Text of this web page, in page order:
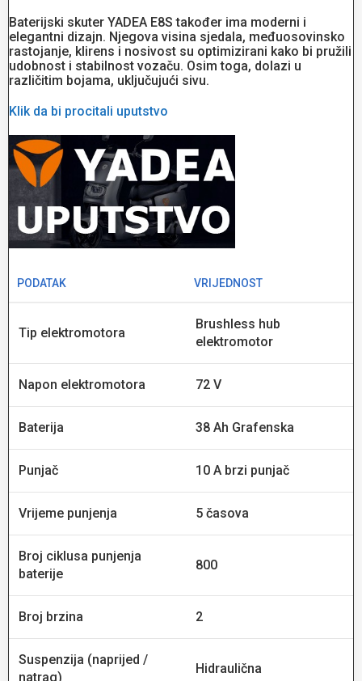
Baterijski skuter YADEA E8S također ima moderni i
elegantni dizajn. Njegova visina sjedala, međuosovinsko
rastojanje, klirens i nosivost su optimizirani kako bi pružili
udobnost i stabilnost vozaču. Osim toga, dolazi u
različitim bojama, uključujući sivu.
Klik da bi procitali uputstvo
PODATAK VRIJEDNOST
Tip elektromotora
Brushless hub
elektromotor
Napon elektromotora 72 V
Baterija 38 Ah Grafenska
Punjač 10 A brzi punjač
Vrijeme punjenja 5 časova
Broj ciklusa punjenja
baterije
800
Broj brzina 2
Suspenzija (naprijed /
natrag)
Hidraulična